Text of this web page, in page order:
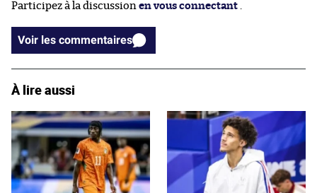
Participez à la discussion en vous connectant .
Voir les commentaires
À lire aussi